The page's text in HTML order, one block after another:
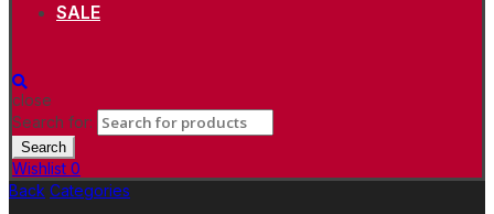
SALE
close
Search for:
Search
Wishlist 0
Back Categories